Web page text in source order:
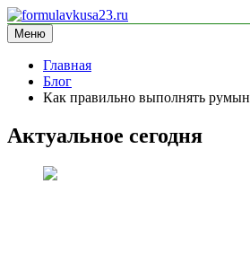
Перейти
к
содержимому
formulavkusa23.ru
блог про спорт
Меню
Главная
Блог
Как правильно выполнять
Актуальное сегодня